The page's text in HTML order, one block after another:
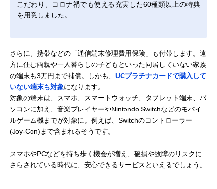
こだわり、コロナ禍でも使える充実した60種類以上の特典
を用意しました。
さらに、携帯などの「通信端末修理費用保険」も付帯します。遠
方に住む両親や一人暮らしの子どもといった同居していない家族
の端末も3万円まで補償。しかも、 UCプラチナカードで購入して
いない端末も対象になります。
対象の端末は、スマホ、スマートウォッチ、タブレット端末、パ
ソコンに加え、音楽プレイヤーやNintendo Switchなどのモバイ
ルゲーム機までが対象に。例えば、Switchのコントローラー
(Joy-Con)まで含まれるそうです。
スマホやPCなどを持ち歩く機会が増え、破損や故障のリスクに
さらされている時代に、安心できるサービスといえるでしょう。